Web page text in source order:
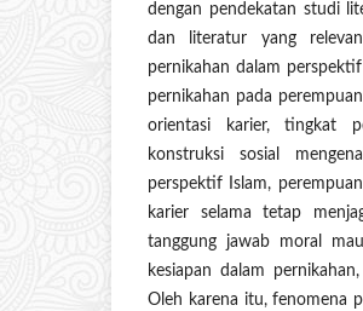
dengan pendekatan studi
dan literatur yang
pernikahan dalam
pernikahan pada
orientasi karier, tingkat
konstruksi sosial
perspektif Islam,
karier selama tetap
tanggung jawab moral
kesiapan dalam
Oleh karena itu, fenomena